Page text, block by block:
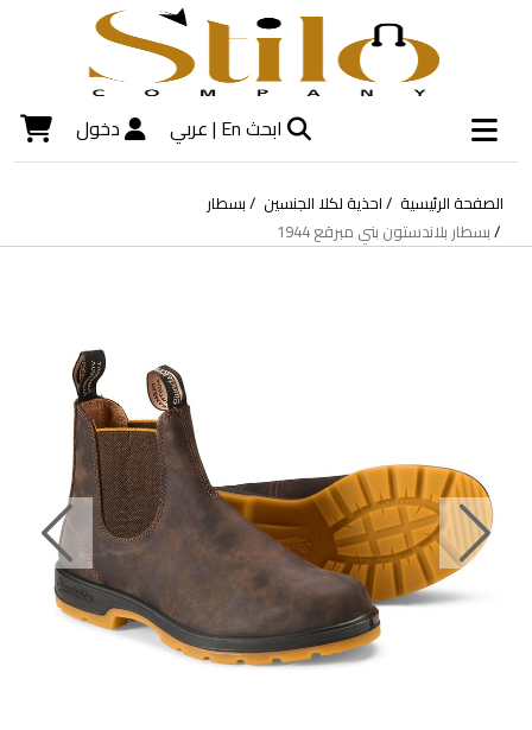
ابحثEn | عربي دخول
الصفحة الرئيسية احذية لكلا الجنسين
بسطار
بسطار بلاندستون بني مبرقع 1944
Previous
Next